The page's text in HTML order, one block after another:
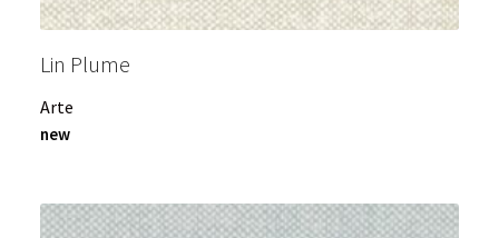
Lin Plume
Arte
new